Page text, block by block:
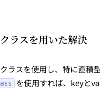
クラスを用いた解決
クラスを使用し、特に直積
ass
を使用すれば、keyと